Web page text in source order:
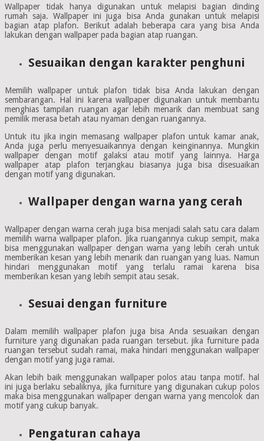
Wallpaper tidak hanya digunakan untuk melapisi bagian dinding
rumah saja. Wallpaper ini juga bisa Anda gunakan untuk melapisi
bagian atap plafon. Berikut adalah beberapa cara yang bisa Anda
lakukan dengan wallpaper pada bagian atap ruangan.
Sesuaikan dengan karakter penghuni
Memilih wallpaper untuk plafon tidak bisa Anda lakukan dengan
sembarangan. Hal ini karena wallpaper digunakan untuk membantu
menghias tampilan ruangan agar lebih menarik dan membuat sang
pemilik merasa betah atau nyaman dengan ruangannya.
Untuk itu jika ingin memasang wallpaper plafon untuk kamar anak,
Anda juga perlu menyesuaikannya dengan keinginannya. Mungkin
wallpaper dengan motif galaksi atau motif yang lainnya. Harga
wallpaper atap plafon terjangkau biasanya juga bisa disesuaikan
dengan motif yang digunakan.
Wallpaper dengan warna yang cerah
Wallpaper dengan warna cerah juga bisa menjadi salah satu cara dalam
memilih warna wallpaper plafon. Jika ruangannya cukup sempit, maka
bisa menggunakan wallpaper dengan warna yang lebih cerah untuk
memberikan kesan yang lebih menarik dan ruangan yang luas. Namun
hindari menggunakan motif yang terlalu ramai karena bisa
memberikan kesan yang lebih sempit atau sesak.
Sesuai dengan furniture
Dalam memilih wallpaper plafon juga bisa Anda sesuaikan dengan
furniture yang digunakan pada ruangan tersebut. jika furniture pada
ruangan tersebut sudah ramai, maka hindari menggunakan wallpaper
dengan motif yang juga ramai.
Akan lebih baik menggunakan wallpaper polos atau tanpa motif. hal
ini juga berlaku sebaliknya, jika furniture yang digunakan cukup polos
maka bisa menggunakan wallpaper dengan warna yang mencolok dan
motif yang cukup banyak.
Pengaturan cahaya